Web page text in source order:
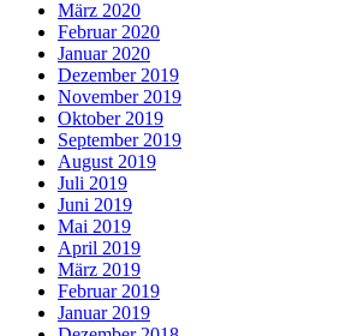
März 2020
Februar 2020
Januar 2020
Dezember 2019
November 2019
Oktober 2019
September 2019
August 2019
Juli 2019
Juni 2019
Mai 2019
April 2019
März 2019
Februar 2019
Januar 2019